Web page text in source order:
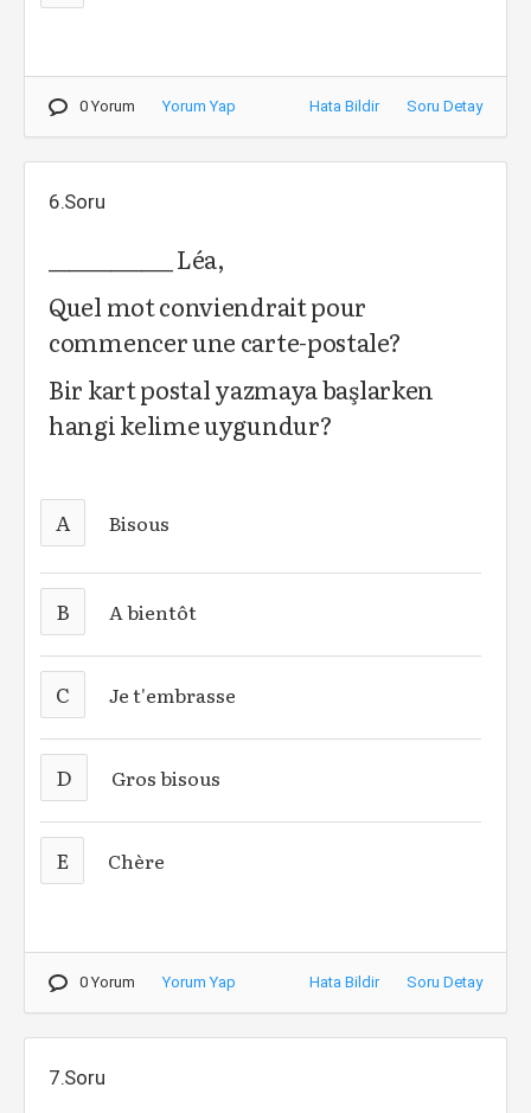
0 Yorum Yorum Yap Hata Bildir Soru Detay
6.Soru
____________ Léa,
Quel mot conviendrait pour
commencer une carte-postale?
Bir kart postal yazmaya başlarken
hangi kelime uygundur?
A Bisous
B A bientôt
C Je t'embrasse
D Gros bisous
E Chère
0 Yorum Yorum Yap Hata Bildir Soru Detay
7.Soru